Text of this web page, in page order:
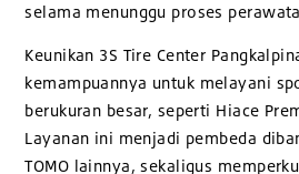
selama menunggu proses
Keunikan 3S Tire Center
kemampuannya untuk melayani
berukuran besar, seperti Hiace
Layanan ini menjadi pembeda
TOMO lainnya, sekaligus